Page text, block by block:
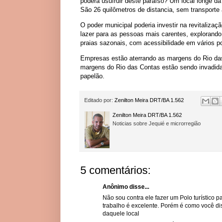
São 26 quilômetros de distancia, sem
O poder municipal poderia investir na
lazer para as pessoas mais carentes,
praias sazonais, com acessibilidade em vários
Empresas estão aterrando as margens do Rio
margens do Rio das Contas estão sendo
papelão.
Editado por: Zenilton Meira DRT/BA 1.562
Zenilton Meira DRT/BA 1.562
Noticias sobre Jequié e microrregião
5 comentários:
Anônimo disse...
Não sou contra ele fazer um Polo turístico
trabalho é excelente. Porém é como você
daquele local